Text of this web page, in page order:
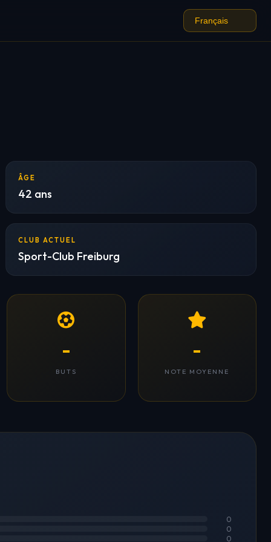
ÂGE
42 ans
CLUB ACTUEL
Sport-Club Freiburg
-
BUTS
-
NOTE MOYENNE
0
0
0